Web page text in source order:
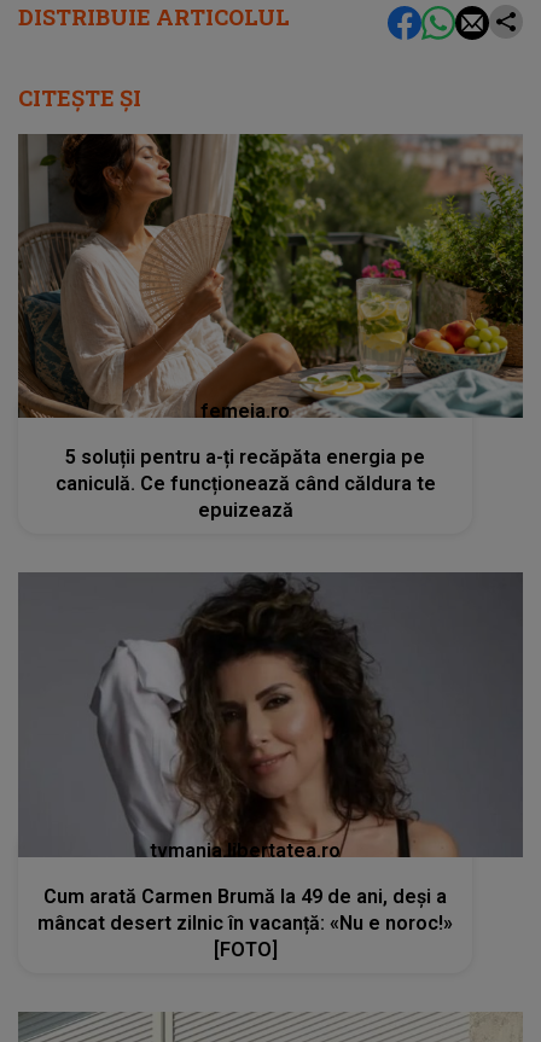
DISTRIBUIE ARTICOLUL
CITEȘTE ȘI
femeia.ro
5 soluții pentru a-ți recăpăta energia pe
caniculă. Ce funcționează când căldura te
epuizează
tvmania.libertatea.ro
Cum arată Carmen Brumă la 49 de ani, deși a
mâncat desert zilnic în vacanță: «Nu e noroc!»
[FOTO]